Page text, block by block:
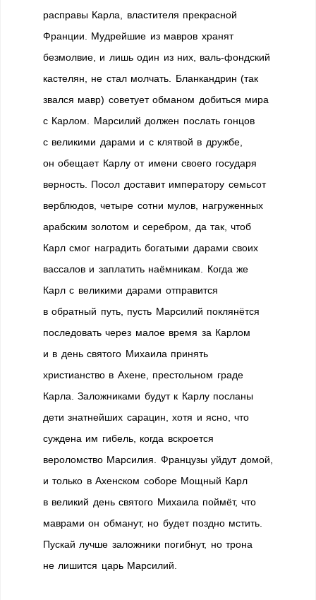
расправы Карла, властителя прекрасной
Франции. Мудрейшие из мавров хранят
безмолвие, и лишь один из них, валь-фондский
кастелян, не стал молчать. Бланкандрин (так
звался мавр) советует обманом добиться мира
с Карлом. Марсилий должен послать гонцов
с великими дарами и с клятвой в дружбе,
он обещает Карлу от имени своего государя
верность. Посол доставит императору семьсот
верблюдов, четыре сотни мулов, нагруженных
арабским золотом и серебром, да так, чтоб
Карл смог наградить богатыми дарами своих
вассалов и заплатить наёмникам. Когда же
Карл с великими дарами отправится
в обратный путь, пусть Марсилий поклянётся
последовать через малое время за Карлом
и в день святого Михаила принять
христианство в Ахене, престольном граде
Карла. Заложниками будут к Карлу посланы
дети знатнейших сарацин, хотя и ясно, что
суждена им гибель, когда вскроется
вероломство Марсилия. Французы уйдут домой,
и только в Ахенском соборе Мощный Карл
в великий день святого Михаила поймёт, что
маврами он обманут, но будет поздно мстить.
Пускай лучше заложники погибнут, но трона
не лишится царь Марсилий.